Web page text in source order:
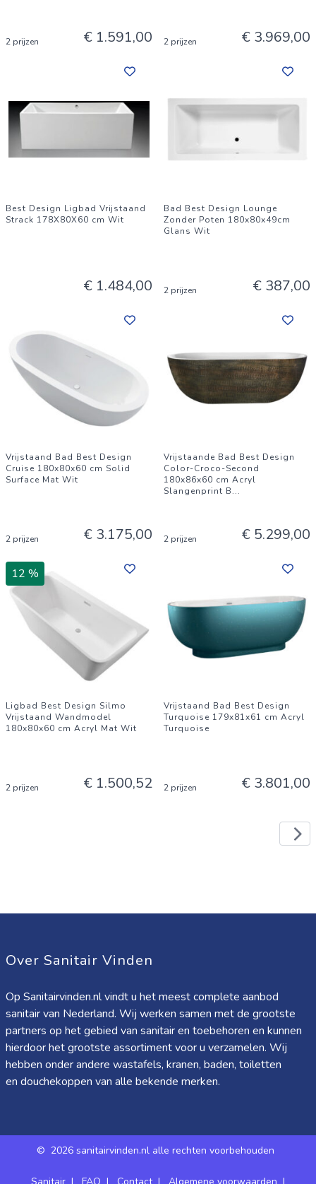
2 prijzen € 1.591,00 2 prijzen € 3.969,00
Best Design Ligbad Vrijstaand
Strack 178X80X60 cm Wit
€ 1.484,00
Bad Best Design Lounge
Zonder Poten 180x80x49cm
Glans Wit
2 prijzen € 387,00
Vrijstaand Bad Best Design
Cruise 180x80x60 cm Solid
Surface Mat Wit
2 prijzen € 3.175,00
Vrijstaande Bad Best Design
Color-Croco-Second
180x86x60 cm Acryl
Slangenprint B...
2 prijzen € 5.299,00
12 %
Ligbad Best Design Silmo
Vrijstaand Wandmodel
180x80x60 cm Acryl Mat Wit
2 prijzen € 1.500,52
Vrijstaand Bad Best Design
Turquoise 179x81x61 cm Acryl
Turquoise
2 prijzen € 3.801,00
Over Sanitair Vinden
Op Sanitairvinden.nl vindt u het meest complete aanbod
sanitair van Nederland. Wij werken samen met de grootste
partners op het gebied van sanitair en toebehoren en kunnen
hierdoor het grootste assortiment voor u verzamelen. Wij
hebben onder andere wastafels, kranen, baden, toiletten
en douchekoppen van alle bekende merken.
© 2026 sanitairvinden.nl alle rechten voorbehouden